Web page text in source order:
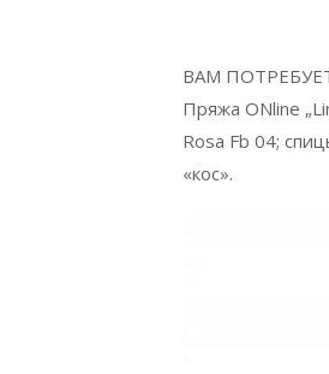
ВАМ
Пряжа ONline
Rosa Fb 04;
«кос».